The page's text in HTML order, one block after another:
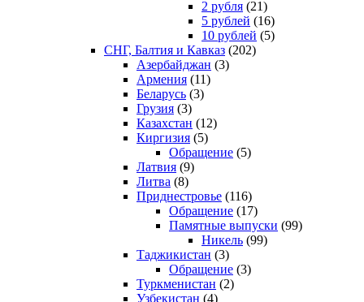
2 рубля (21)
5 рублей (16)
10 рублей (5)
СНГ, Балтия и Кавказ (202)
Азербайджан (3)
Армения (11)
Беларусь (3)
Грузия (3)
Казахстан (12)
Киргизия (5)
Обращение (5)
Латвия (9)
Литва (8)
Приднестровье (116)
Обращение (17)
Памятные выпуски (99)
Никель (99)
Таджикистан (3)
Обращение (3)
Туркменистан (2)
Узбекистан (4)